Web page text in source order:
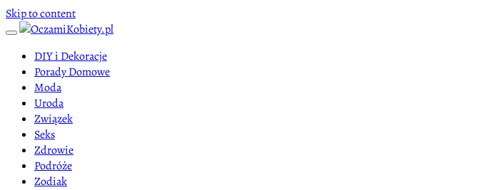
Skip to content
DIY i Dekoracje
Porady Domowe
Moda
Uroda
Związek
Seks
Zdrowie
Podróże
Zodiak